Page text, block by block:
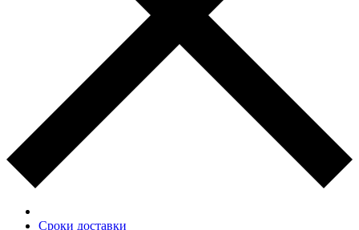
Сроки доставки